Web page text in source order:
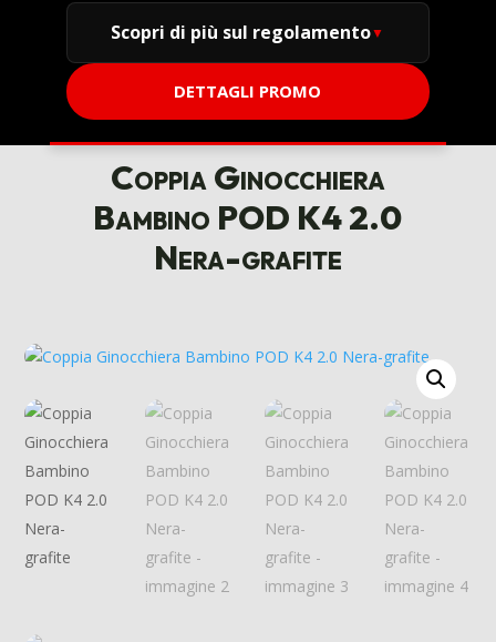
Scopri di più sul regolamento
DETTAGLI PROMO
Coppia Ginocchiera
Bambino POD K4 2.0
Nera-grafite